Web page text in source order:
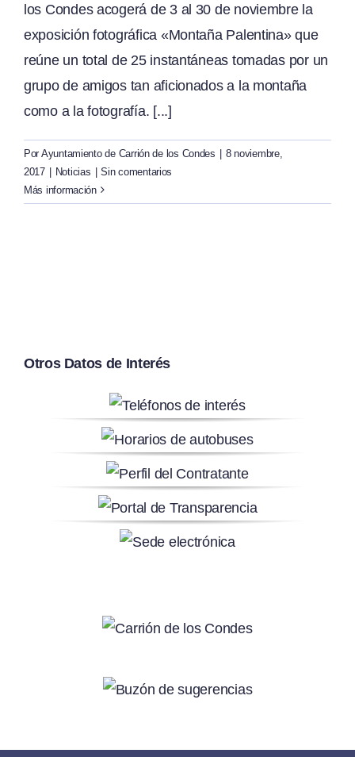
los Condes acogerá de 3 al 30 de noviembre la
exposición fotográfica «Montaña Palentina» que
reúne un total de 25 instantáneas tomadas por un
grupo de amigos tan aficionados a la montaña
como a la fotografía. [...]
Por Ayuntamiento de Carrión de los Condes
8 noviembre,
2017
Noticias
Sin comentarios
Más información
Otros Datos de Interés